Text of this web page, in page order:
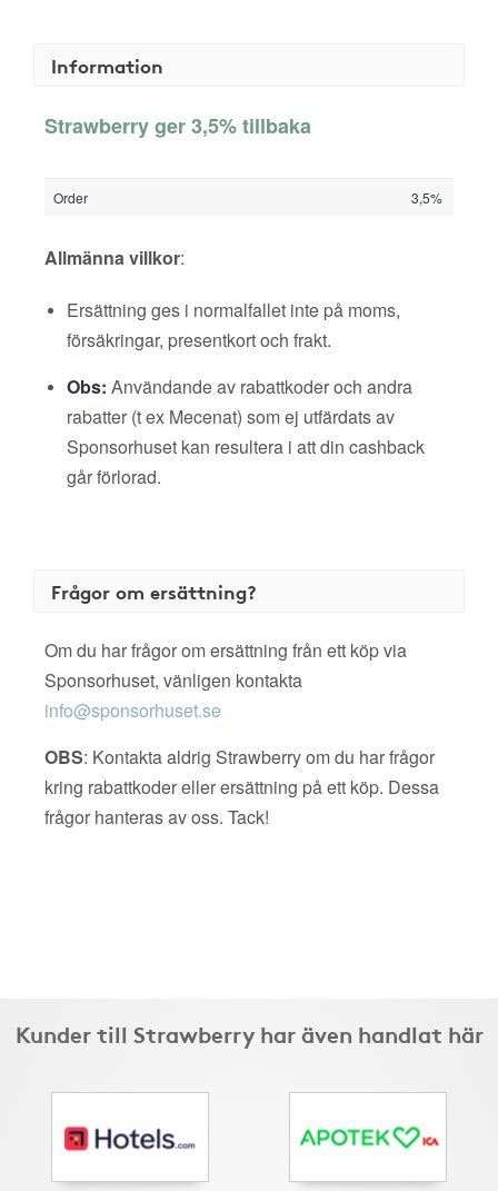
Information
Strawberry ger 3,5% tillbaka
Order 3,5%
Allmänna villkor:
Ersättning ges i normalfallet inte på moms,
försäkringar, presentkort och frakt.
Obs: Användande av rabattkoder och andra
rabatter (t ex Mecenat) som ej utfärdats av
Sponsorhuset kan resultera i att din cashback
går förlorad.
Frågor om ersättning?
Om du har frågor om ersättning från ett köp via
Sponsorhuset, vänligen kontakta
info@sponsorhuset.se
OBS: Kontakta aldrig Strawberry om du har frågor
kring rabattkoder eller ersättning på ett köp. Dessa
frågor hanteras av oss. Tack!
Kunder till Strawberry har även handlat här